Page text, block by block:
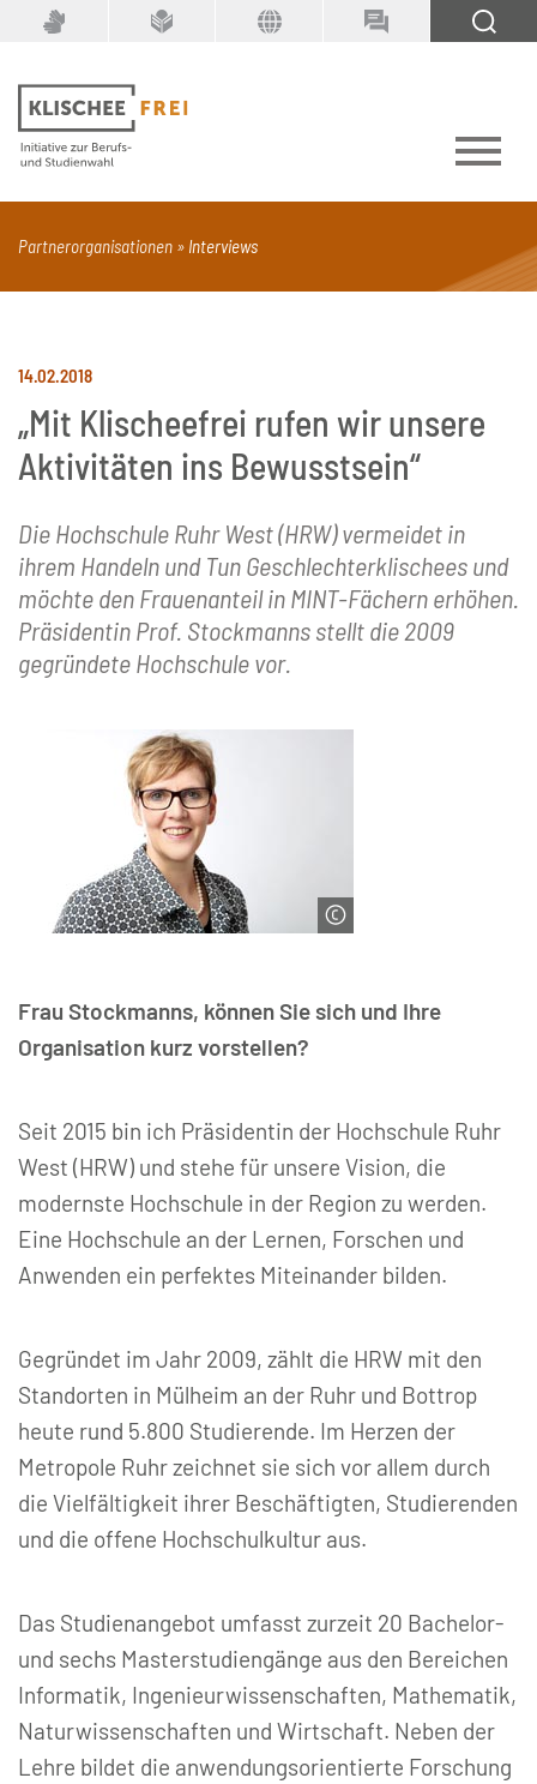
Suchbegriff
PDF Seite mit Video Alle Dokumenttypen
Partnerorganisationen Interviews
14.02.2018
„Mit Klischeefrei rufen wir unsere
Aktivitäten ins Bewusstsein“
Die Hochschule Ruhr West (HRW) vermeidet in
ihrem Handeln und Tun Geschlechterklischees und
möchte den Frauenanteil in MINT-Fächern erhöhen.
Präsidentin Prof. Stockmanns stellt die 2009
gegründete Hochschule vor.
Frau Stockmanns, können Sie sich und Ihre
Organisation kurz vorstellen?
Seit 2015 bin ich Präsidentin der Hochschule Ruhr
West (HRW) und stehe für unsere Vision, die
modernste Hochschule in der Region zu werden.
Eine Hochschule an der Lernen, Forschen und
Anwenden ein perfektes Miteinander bilden.
Gegründet im Jahr 2009, zählt die HRW mit den
Standorten in Mülheim an der Ruhr und Bottrop
heute rund 5.800 Studierende. Im Herzen der
Metropole Ruhr zeichnet sie sich vor allem durch
die Vielfältigkeit ihrer Beschäftigten, Studierenden
und die offene Hochschulkultur aus.
Das Studienangebot umfasst zurzeit 20 Bachelor-
und sechs Masterstudiengänge aus den Bereichen
Informatik, Ingenieurwissenschaften, Mathematik,
Naturwissenschaften und Wirtschaft. Neben der
Lehre bildet die anwendungsorientierte Forschung